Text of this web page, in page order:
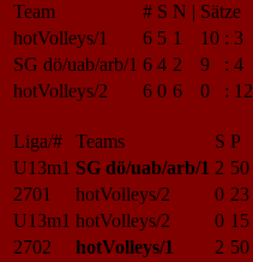
Team
# S N | Sätze
hotVolleys/1
6 5 1 10 : 3
SG dö/uab/arb/1 6 4 2 9 : 4
hotVolleys/2
6 0 6 0 : 12
Liga/# Teams S P
U13m1 SG dö/uab/arb/1 2 50
2701
hotVolleys/2 0 23
U13m1 hotVolleys/2 0 15
2702
hotVolleys/1 2 50